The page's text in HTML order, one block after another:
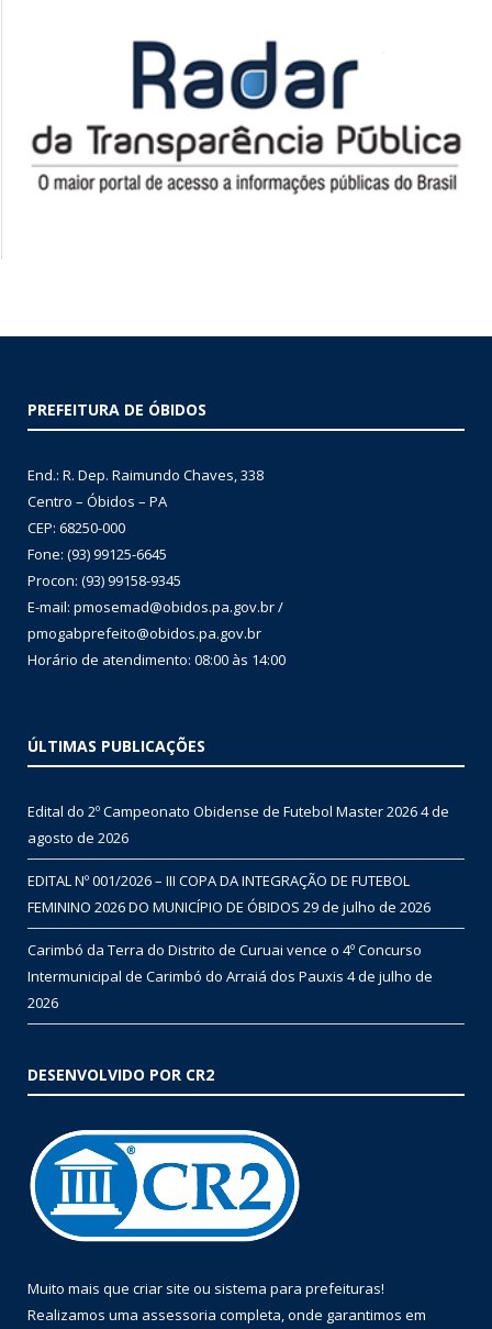
PREFEITURA DE ÓBIDOS
End.: R. Dep. Raimundo Chaves, 338
Centro – Óbidos – PA
CEP: 68250-000
Fone: (93) 99125-6645
Procon: (93) 99158-9345
E-mail: pmosemad@obidos.pa.gov.br /
pmogabprefeito@obidos.pa.gov.br
Horário de atendimento: 08:00 às 14:00
ÚLTIMAS PUBLICAÇÕES
Edital do 2º Campeonato Obidense de Futebol Master 20264 de
agosto de 2026
EDITAL Nº 001/2026 – III COPA DA INTEGRAÇÃO DE FUTEBOL
FEMININO 2026 DO MUNICÍPIO DE ÓBIDOS 29 de julho de 2026
Carimbó da Terra do Distrito de Curuai vence o 4º Concurso
Intermunicipal de Carimbó do Arraiá dos Pauxis 4 de julho de
2026
DESENVOLVIDO POR CR2
Muito mais que criar site ou sistema para prefeituras!
Realizamos uma assessoria completa, onde garantimos em